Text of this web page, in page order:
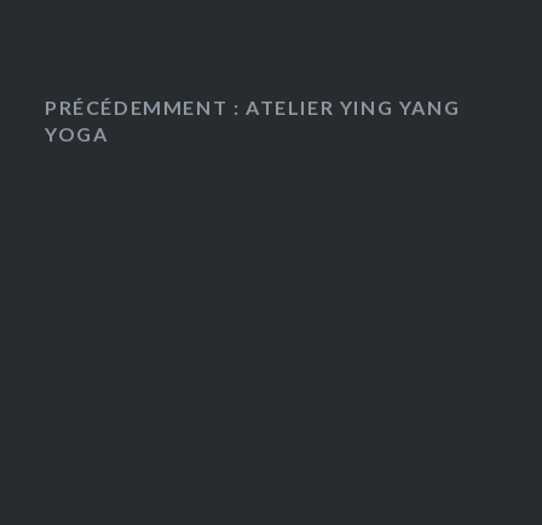
PRÉCÉDEMMENT : ATELIER YING YANG
YOGA